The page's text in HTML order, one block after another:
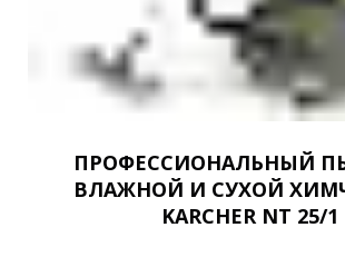
ПРОФЕССИОНАЛЬНЫЙ
ВЛАЖНОЙ И СУХОЙ
KARCHER NT 25/1